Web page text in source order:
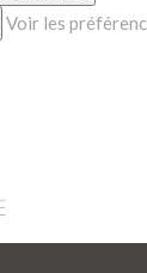
Voir les